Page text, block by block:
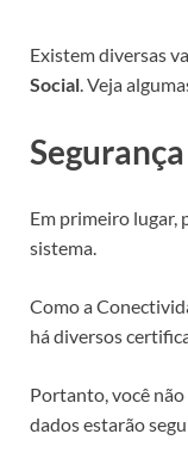
Existem diversas
Social. Veja
Segurança
Em primeiro lugar,
sistema.
Como a
há diversos
Portanto, você não
dados estarão